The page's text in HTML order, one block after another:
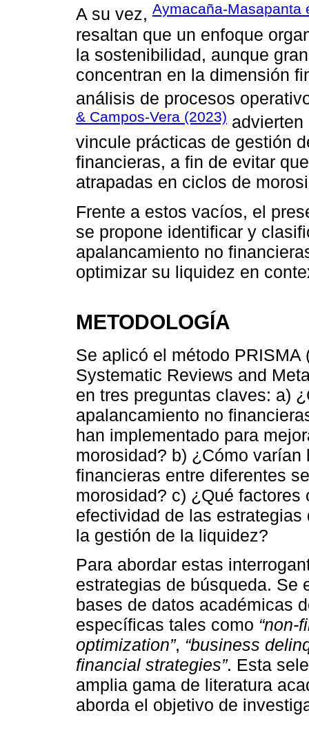
A su vez, Aymacaña-Masapanta
resaltan que un enfoque
la sostenibilidad, aunque
concentran en la dimensión
análisis de procesos
& Campos-Vera (2023) advierten
vincule prácticas de gestión
financieras, a fin de evitar
atrapadas en ciclos de
Frente a estos vacíos, el
se propone identificar y
apalancamiento no
optimizar su liquidez en
METODOLOGÍA
Se aplicó el método PRISMA
Systematic Reviews and
en tres preguntas claves: a)
apalancamiento no
han implementado para
morosidad? b) ¿Cómo
financieras entre diferentes
morosidad? c) ¿Qué
efectividad de las
la gestión de la liquidez?
Para abordar estas
estrategias de búsqueda. Se
bases de datos académicas
específicas tales como “non-
optimization”, “business
financial strategies”. Esta
amplia gama de literatura
aborda el objetivo de